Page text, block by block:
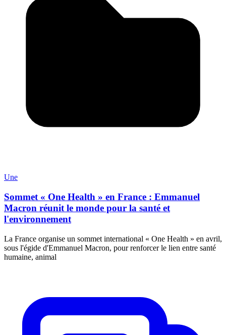
Une
Sommet « One Health » en France : Emmanuel
Macron réunit le monde pour la santé et
l'environnement
La France organise un sommet international « One Health » en avril,
sous l'égide d'Emmanuel Macron, pour renforcer le lien entre santé
humaine, animal